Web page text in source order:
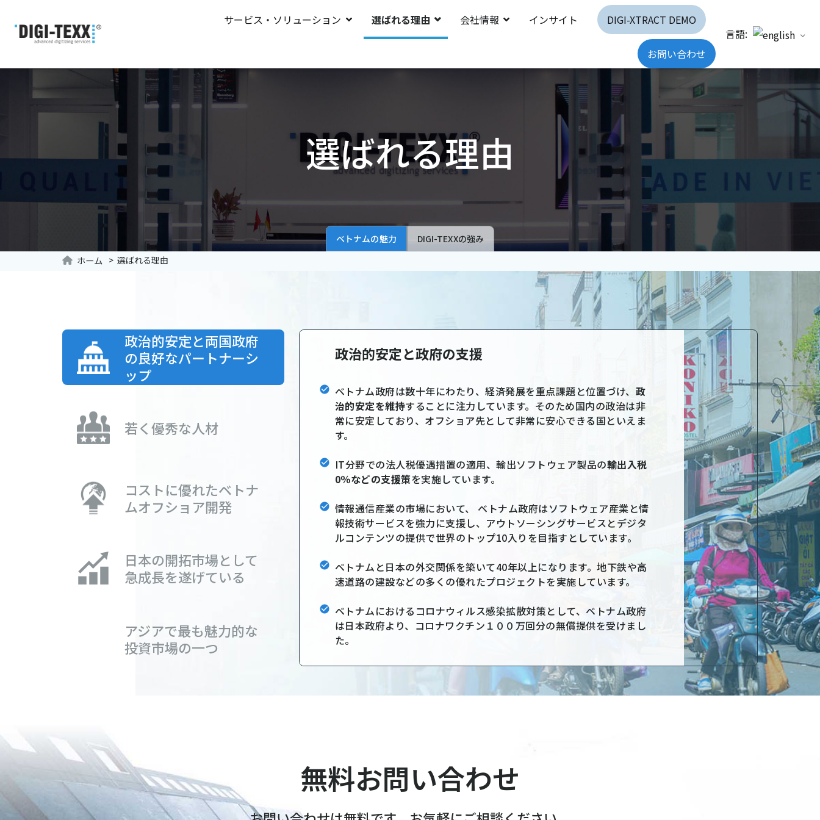
サービス・ソリューション 選ばれる理由 会社情報 インサイト DIGI-XTRACT DEMO
お問い合わせ
言語:
選ばれる理由
ベトナムの魅力 DIGI-TEXXの強み
ホーム > 選ばれる理由
政治的安定と両国政府
の良好なパートナーシ
ップ
若く優秀な人材
コストに優れたベトナ
ムオフショア開発
日本の開拓市場として
急成長を遂げている
アジアで最も魅力的な
投資市場の一つ
政治的安定と政府の支援
ベトナム政府は数十年にわたり、経済発展を重点課題と位置づけ、 政
治的安定を維持することに注力しています。そのため国内の政治は非
常に安定しており、オフショア先として非常に安心できる国といえま
す。
IT分野での法人税優遇措置の適用、輸出ソフトウェア製品の輸出入税
0％などの支援策を実施しています。
情報通信産業の市場において、 ベトナム政府はソフトウェア産業と情
報技術サービスを強力に支援し、アウトソーシングサービスとデジタ
ルコンテンツの提供で世界のトップ10入りを目指すとしています。
ベトナムと日本の外交関係を築いて40年以上になります。地下鉄や高
速道路の建設などの多くの優れたプロジェクトを実施しています。
ベトナムにおけるコロナウィルス感染拡散対策として、ベトナム政府
は日本政府より、コロナワクチン１００万回分の無償提供を受けまし
た。
無料お問い合わせ